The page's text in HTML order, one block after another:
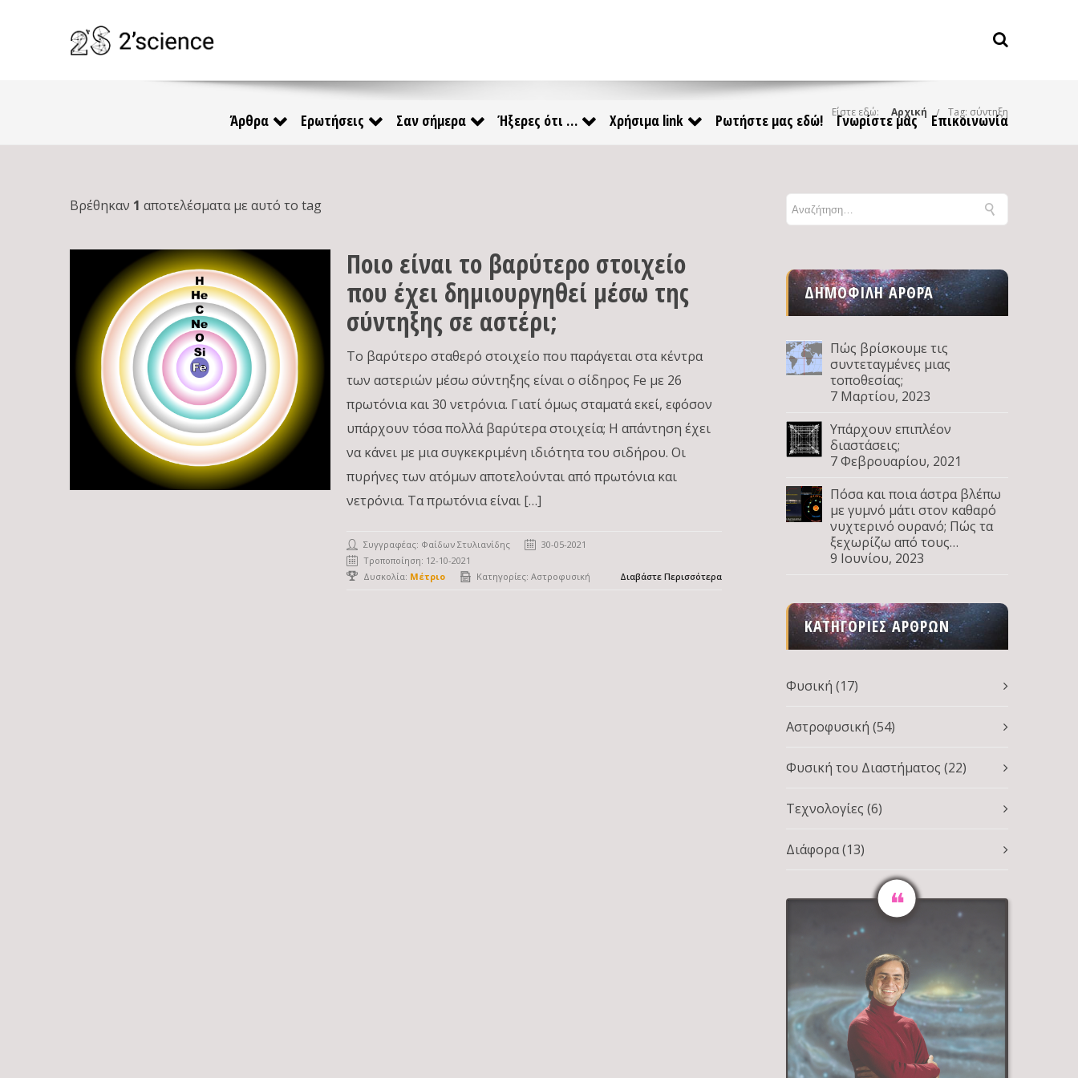
Άρθρα Ερωτήσεις Σαν σήμερα Ήξερες ότι … Χρήσιμα link Ρωτήστε μας εδώ! Γνωρίστε μας Επικοινωνία
Είστε εδώ: Αρχική Tag: σύντηξη
Βρέθηκαν 1 αποτελέσματα με αυτό το tag
Ποιο είναι το βαρύτερο στοιχείο
που έχει δημιουργηθεί μέσω της
σύντηξης σε αστέρι;
Το βαρύτερο σταθερό στοιχείο που παράγεται στα κέντρα
των αστεριών μέσω σύντηξης είναι ο σίδηρος Fe με 26
πρωτόνια και 30 νετρόνια. Γιατί όμως σταματά εκεί, εφόσον
υπάρχουν τόσα πολλά βαρύτερα στοιχεία; Η απάντηση έχει
να κάνει με μια συγκεκριμένη ιδιότητα του σιδήρου. Οι
πυρήνες των ατόμων αποτελούνται από πρωτόνια και
νετρόνια. Τα πρωτόνια είναι […]
Συγγραφέας: Φαίδων Στυλιανίδης
30-05-2021
Τροποποίηση: 12-10-2021
Δυσκολία: Μέτριο Κατηγορίες:Αστροφυσική Διαβάστε Περισσότερα
ΔΗΜΟΦΙΛΉ ΆΡΘΡΑ
Πώς βρίσκουμε τις
συντεταγμένες μιας
τοποθεσίας;
7 Μαρτίου, 2023
Υπάρχουν επιπλέον
διαστάσεις;
7 Φεβρουαρίου, 2021
Πόσα και ποια άστρα βλέπω
με γυμνό μάτι στον καθαρό
νυχτερινό ουρανό; Πώς τα
ξεχωρίζω από τους
πλανήτες; Μέρος Δ
9 Ιουνίου, 2023
ΚΑΤΗΓΟΡΊΕΣ ΆΡΘΡΩΝ
Φυσική (17)
Αστροφυσική (54)
Φυσική του Διαστήματος (22)
Τεχνολογίες (6)
Διάφορα(13)